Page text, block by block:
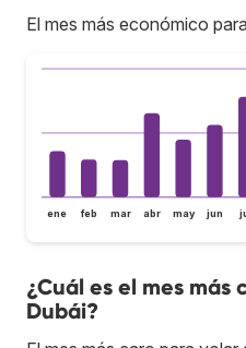
El mes más económico
ene feb mar abr may jun
¿Cuál es el mes más
Dubái?